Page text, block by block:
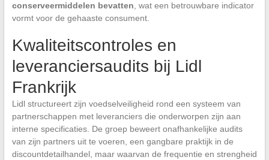
conserveermiddelen bevatten, wat een betrouwbare indicator
vormt voor de gehaaste consument.
Kwaliteitscontroles en
leveranciersaudits bij Lidl
Frankrijk
Lidl structureert zijn voedselveiligheid rond een systeem van
partnerschappen met leveranciers die onderworpen zijn aan
interne specificaties. De groep beweert onafhankelijke audits
van zijn partners uit te voeren, een gangbare praktijk in de
discountdetailhandel, maar waarvan de frequentie en strengheid